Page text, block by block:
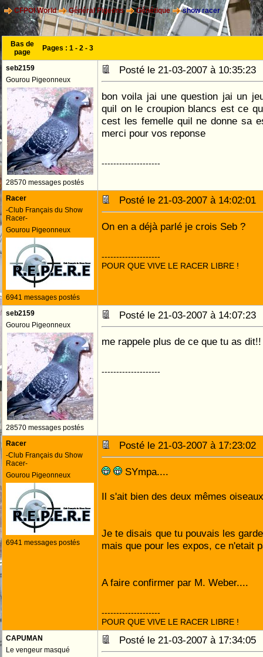
CFPOI World Général Pigeons Génétique show racer
Bas de
page
Pages : 1 - 2 - 3
seb2159
Gourou Pigeonneux
28570 messages postés
Posté le 21-03-2007 à
bon voila jai une question jai un
quil on le croupion blancs est ce
cest les femelle quil ne donne sa
merci pour vos reponse
--------------------
Racer
-Club Français du Show
Racer-
Gourou Pigeonneux
6941 messages postés
Posté le 21-03-2007 à
On en a déjà parlé je crois Seb ?
--------------------
POUR QUE VIVE LE RACER LIBRE !
seb2159
Gourou Pigeonneux
28570 messages postés
Posté le 21-03-2007 à
me rappele plus de ce que tu as dit!!
--------------------
Racer
-Club Français du Show
Racer-
Gourou Pigeonneux
6941 messages postés
Posté le 21-03-2007 à
SYmpa....
Il s'ait bien des deux mêmes
Je te disais que tu pouvais les
mais que pour les expos, ce n'etait
A faire confirmer par M. Weber....
--------------------
POUR QUE VIVE LE RACER LIBRE !
CAPUMAN
Le vengeur masqué
Posté le 21-03-2007 à